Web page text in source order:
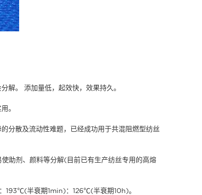
解。 添加量低，起效快，效果持久。
。
分散及流动性难题，已经成功用于共混阻燃型纺丝
助剂、颜料等分解(目前已有生产纺丝专用的高熔
193℃(半衰期1min)：126℃(半衰期10h)。